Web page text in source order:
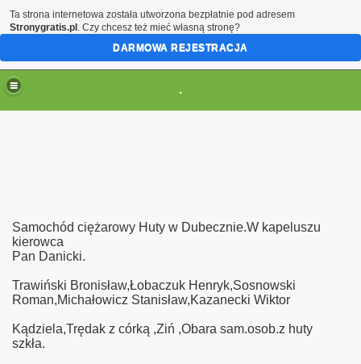
.
Samochód ciężarowy Huty w Dubecznie.W kapeluszu
kierowca
Pan Danicki.
Trawiński Bronisław,Łobaczuk Henryk,Sosnowski
Roman,Michałowicz Stanisław,Kazanecki Wiktor
Kądziela,Trędak z córką ,Ziń ,Obara sam.osob.z huty
szkła.
Ta strona internetowa została utworzona bezpłatnie pod adresem
Stronygratis.pl . Czy chcesz też mieć własną stronę?
DARMOWA REJESTRACJA